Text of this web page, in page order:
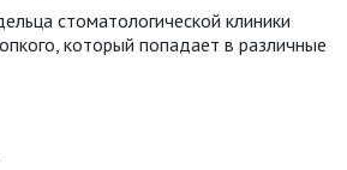
стоматологической клиники
который попадает в различные